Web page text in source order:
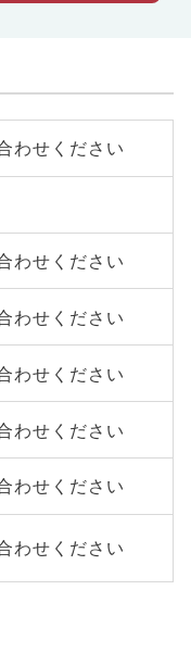
わせください
わせください
わせください
わせください
わせください
わせください
わせください